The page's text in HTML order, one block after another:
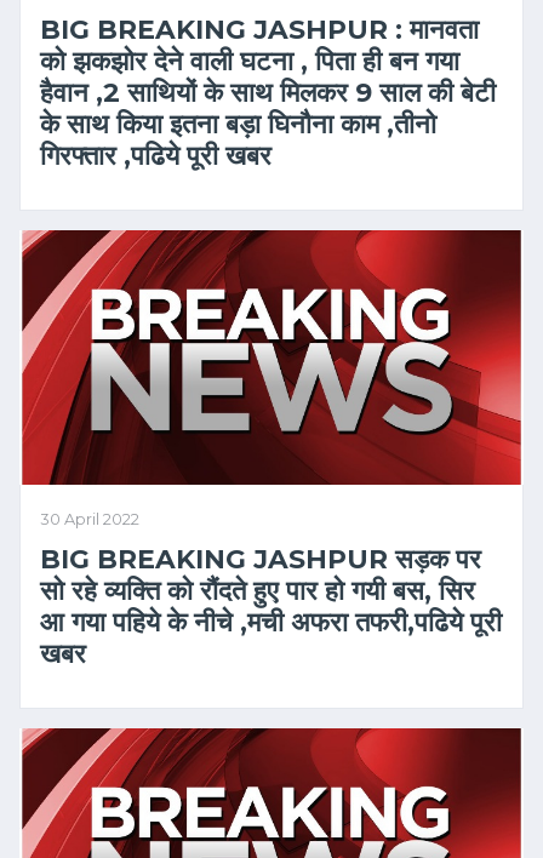
BIG BREAKING JASHPUR : मानवता
को झकझोर देने वाली घटना , पिता ही बन गया
हैवान ,2 साथियों के साथ मिलकर 9 साल की बेटी
के साथ किया इतना बड़ा घिनौना काम ,तीनो
गिरफ्तार ,पढिये पूरी खबर
30 April 2022
BIG BREAKING JASHPUR सड़क पर
सो रहे व्यक्ति को रौंदते हुए पार हो गयी बस, सिर
आ गया पहिये के नीचे ,मची अफरा तफरी,पढिये पूरी
खबर